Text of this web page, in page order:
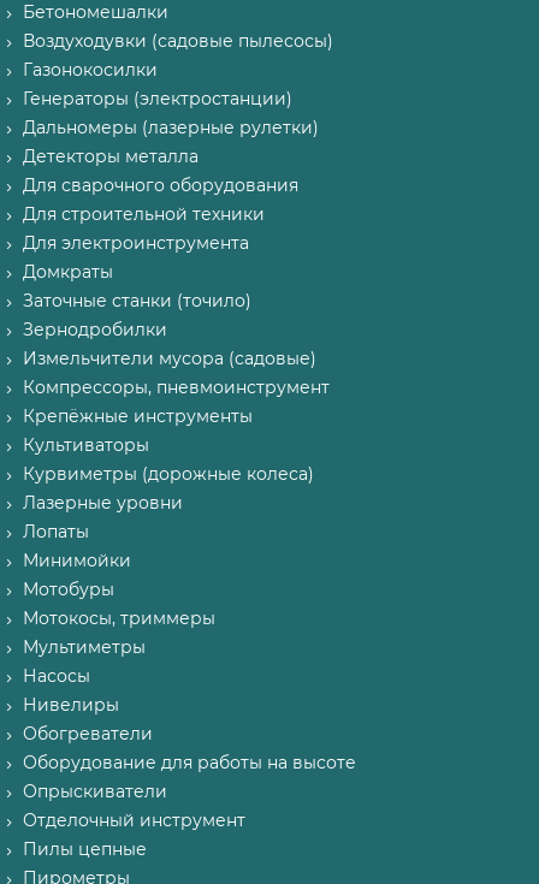
Бетономешалки
Воздуходувки (садовые пылесосы)
Газонокосилки
Генераторы (электростанции)
Дальномеры (лазерные рулетки)
Детекторы металла
Для сварочного оборудования
Для строительной техники
Для электроинструмента
Домкраты
Заточные станки (точило)
Зернодробилки
Измельчители мусора (садовые)
Компрессоры, пневмоинструмент
Крепёжные инструменты
Культиваторы
Курвиметры (дорожные колеса)
Лазерные уровни
Лопаты
Минимойки
Мотобуры
Мотокосы, триммеры
Мультиметры
Насосы
Нивелиры
Обогреватели
Оборудование для работы на высоте
Опрыскиватели
Отделочный инструмент
Пилы цепные
Пирометры